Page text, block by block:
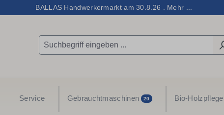
BALLAS Handwerkermarkt am 30.8.26 . Mehr ...
Service Gebrauchtmaschinen 20 Bio-Holzpflege